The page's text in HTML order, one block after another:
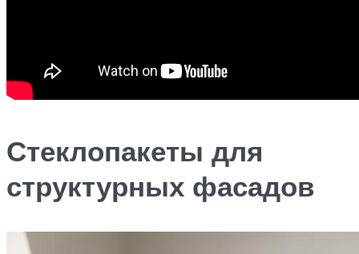
Стеклопакеты для
структурных фасадов